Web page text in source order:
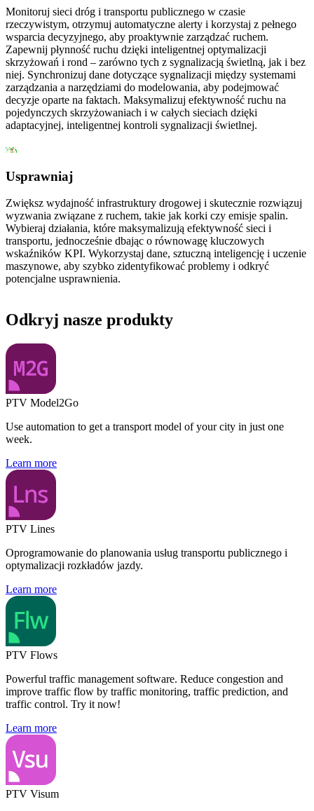
Monitoruj sieci dróg i transportu publicznego w czasie
rzeczywistym, otrzymuj automatyczne alerty i korzystaj z pełnego
wsparcia decyzyjnego, aby proaktywnie zarządzać ruchem.
Zapewnij płynność ruchu dzięki inteligentnej optymalizacji
skrzyżowań i rond – zarówno tych z sygnalizacją świetlną, jak i bez
niej. Synchronizuj dane dotyczące sygnalizacji między systemami
zarządzania a narzędziami do modelowania, aby podejmować
decyzje oparte na faktach. Maksymalizuj efektywność ruchu na
pojedynczych skrzyżowaniach i w całych sieciach dzięki
adaptacyjnej, inteligentnej kontroli sygnalizacji świetlnej.
Usprawniaj
Zwiększ wydajność infrastruktury drogowej i skutecznie rozwiązuj
wyzwania związane z ruchem, takie jak korki czy emisje spalin.
Wybieraj działania, które maksymalizują efektywność sieci i
transportu, jednocześnie dbając o równowagę kluczowych
wskaźników KPI. Wykorzystaj dane, sztuczną inteligencję i uczenie
maszynowe, aby szybko zidentyfikować problemy i odkryć
potencjalne usprawnienia.
Odkryj nasze produkty
PTV Model2Go
Use automation to get a transport model of your city in just one
week.
Learn more
PTV Lines
Oprogramowanie do planowania usług transportu publicznego i
optymalizacji rozkładów jazdy.
Learn more
PTV Flows
Powerful traffic management software. Reduce congestion and
improve traffic flow by traffic monitoring, traffic prediction, and
traffic control. Try it now!
Learn more
PTV Visum